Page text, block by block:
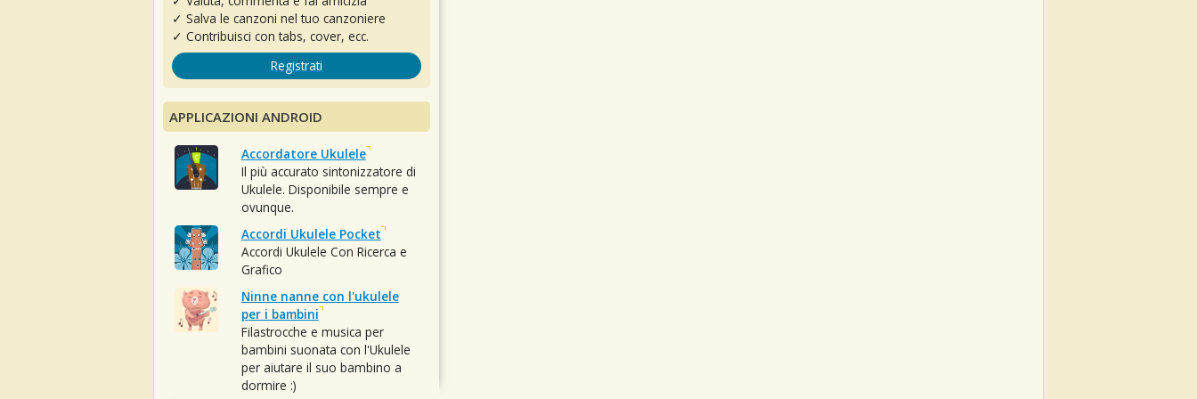
✓ Salva le canzoni nel tuo canzoniere
✓ Contribuisci con tabs, cover, ecc.
Registrati
APPLICAZIONI ANDROID
Accordatore Ukulele
Il più accurato sintonizzatore di
Ukulele. Disponibile sempre e
ovunque.
Accordi Ukulele Pocket
Accordi Ukulele Con Ricerca e
Grafico
Ninne nanne con l'ukulele
per i bambini
Filastrocche e musica per
bambini suonata con l'Ukulele
per aiutare il suo bambino a
dormire :)